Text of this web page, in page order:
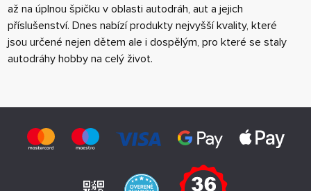
až na úplnou špičku v oblasti autodráh, aut a jejich
příslušenství. Dnes nabízí produkty nejvyšší kvality, které
jsou určené nejen dětem ale i dospělým, pro které se staly
autodráhy hobby na celý život.